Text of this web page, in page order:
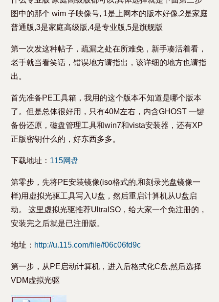
图中的那个 wim 子映像号, 1是上网本的版本好像,2是家庭
普通版,3是家庭高级版,4是专业版,5是旗舰版
第一次发这种帖子，疏漏之处在所难免，新手凑活着看，
老手就当看笑话，错误地方请指出，该详细的地方也请指
出。
首先准备PE工具箱，我用的这个版本不知道是哪个版本
了。但是总体很好用，只有40M左右，内含GHOST 一键
备份还原，磁盘管理工具和win7和vista安装器，还有XP
正版密钥什么的，好东西多多。
下载地址： 115网盘
第零步，先将PE安装镜像(iso格式的,和刻录光盘镜像一
样)用虚拟光驱工具写入U盘，然后重启计算机从U盘启
动。 这里虚拟光驱推荐UltraISO，给大家一个免注册的，
安装完之后就是已注册版。
地址： http://u.115.com/file/f06c06fd9c
第一步，从PE启动计算机，进入后格式化C盘,然后选择
VDM虚拟光驱